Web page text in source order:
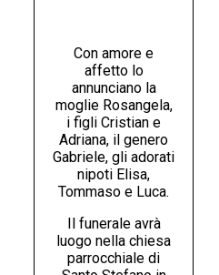
Con amore e
affetto lo
annunciano la
moglie Rosangela,
i figli Cristian e
Adriana, il genero
Gabriele, gli adorati
nipoti Elisa,
Tommaso e Luca.
Il funerale avrà
luogo nella chiesa
parrocchiale di